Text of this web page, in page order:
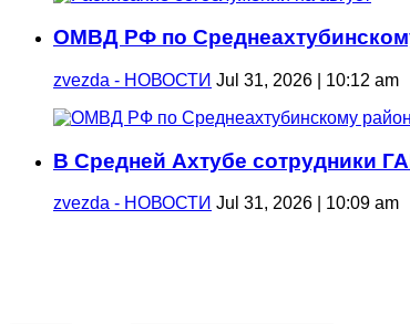
ОМВД РФ по
zvezda - НОВОСТИ Jul 31, 2026 | 10:12 am
В Средней Ахтубе сотрудники
zvezda - НОВОСТИ Jul 31, 2026 | 10:09 am